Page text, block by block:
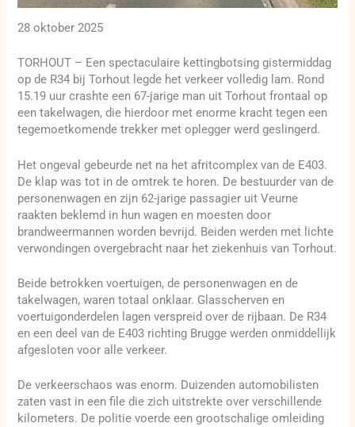
28 oktober 2025
TORHOUT – Een spectaculaire kettingbotsing gistermiddag
op de R34 bij Torhout legde het verkeer volledig lam. Rond
15.19 uur crashte een 67-jarige man uit Torhout frontaal op
een takelwagen, die hierdoor met enorme kracht tegen een
tegemoetkomende trekker met oplegger werd geslingerd.
Het ongeval gebeurde net na het afritcomplex van de E403.
De klap was tot in de omtrek te horen. De bestuurder van de
personenwagen en zijn 62-jarige passagier uit Veurne
raakten beklemd in hun wagen en moesten door
brandweermannen worden bevrijd. Beiden werden met lichte
verwondingen overgebracht naar het ziekenhuis van Torhout.
Beide betrokken voertuigen, de personenwagen en de
takelwagen, waren totaal onklaar. Glasscherven en
voertuigonderdelen lagen verspreid over de rijbaan. De R34
en een deel van de E403 richting Brugge werden onmiddellijk
afgesloten voor alle verkeer.
De verkeerschaos was enorm. Duizenden automobilisten
zaten vast in een file die zich uitstrekte over verschillende
kilometers. De politie voerde een grootschalige omleiding